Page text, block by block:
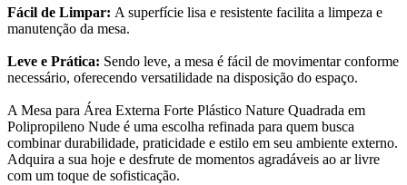
Fácil de Limpar: A superfície lisa e resistente facilita a limpeza e
manutenção da mesa.
Leve e Prática: Sendo leve, a mesa é fácil de movimentar conforme
necessário, oferecendo versatilidade na disposição do espaço.
A Mesa para Área Externa Forte Plástico Nature Quadrada em
Polipropileno Nude é uma escolha refinada para quem busca
combinar durabilidade, praticidade e estilo em seu ambiente externo.
Adquira a sua hoje e desfrute de momentos agradáveis ao ar livre
com um toque de sofisticação.